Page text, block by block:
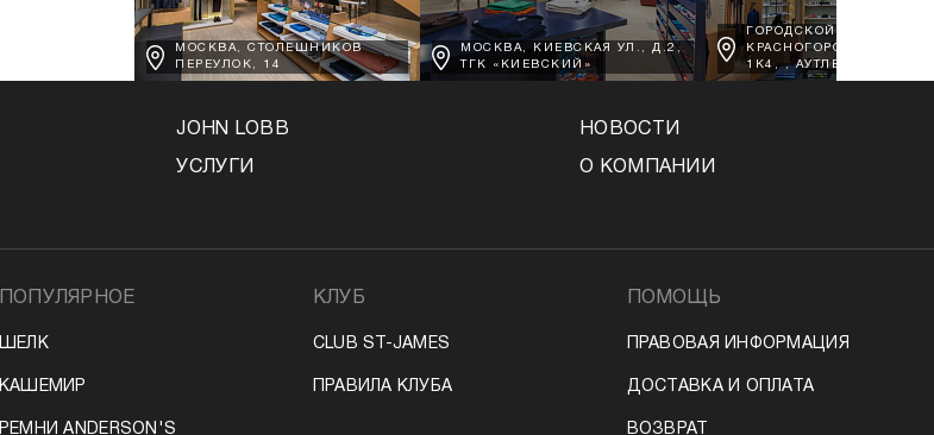
МОСКВА, СТОЛЕШНИКОВ
ПЕРЕУЛОК, 14
МОСКВА, КИЕВСКАЯ УЛ., Д.2,
ТГК «КИЕВСКИЙ»
ГОРОДСКОЙ ОКРУГ
КРАСНОГОРСК, Д.
1К4, , АУТЛЕТ
JOHN LOBB НОВОСТИ
УСЛУГИ О КОМПАНИИ
ПОПУЛЯРНОЕ
ШЕЛК
КАШЕМИР
РЕМНИ ANDERSON'S
КЛУБ
CLUB ST-JAMES
ПРАВИЛА КЛУБА
ПОМОЩЬ
ПРАВОВАЯ ИНФОРМАЦИЯ
ДОСТАВКА И ОПЛАТА
ВОЗВРАТ